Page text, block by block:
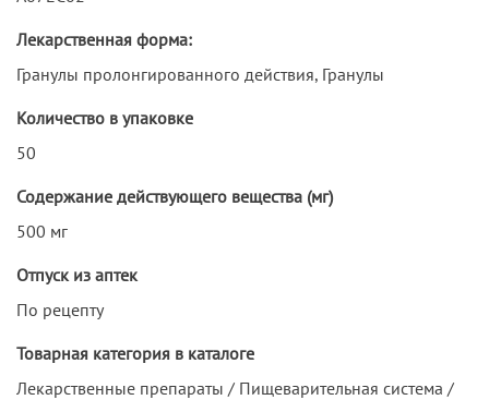
Лекарственная форма:
Гранулы пролонгированного действия, Гранулы
Количество в упаковке
50
Содержание действующего вещества (мг)
500 мг
Отпуск из аптек
По рецепту
Товарная категория в каталоге
Лекарственные препараты / Пищеварительная система /